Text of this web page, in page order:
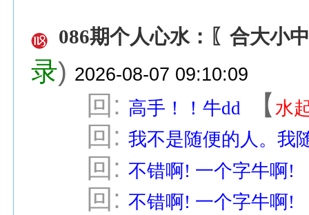
086期个人心水：〖合大小
录) 2026-08-07 09:10:09
回: 高手！！牛dd 【 水
回: 我不是随便的人。我
回: 不错啊! 一个字牛啊!
回: 不错啊! 一个字牛啊!